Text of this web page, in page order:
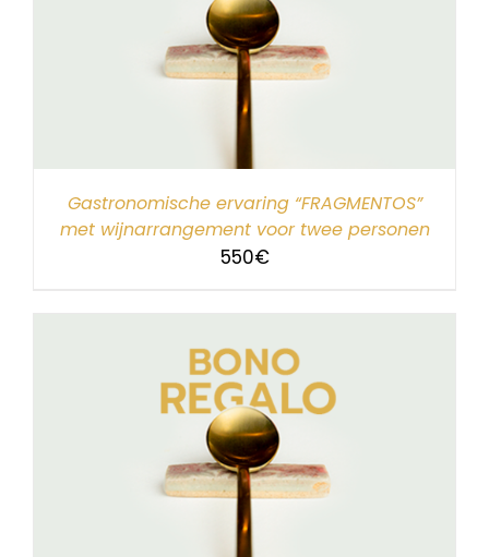
Gastronomische ervaring “FRAGMENTOS”
met wijnarrangement voor twee personen
550€